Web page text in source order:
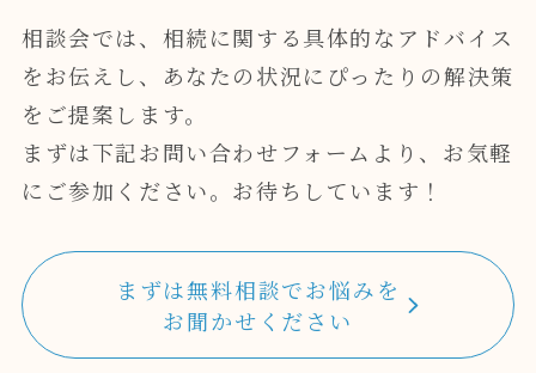
相談会では、相続に関する具体的なアドバイス
をお伝えし、あなたの状況にぴったりの解決策
をご提案します。
まずは下記お問い合わせフォームより、お気軽
にご参加ください。お待ちしています！
まずは無料相談でお悩みを
お聞かせください